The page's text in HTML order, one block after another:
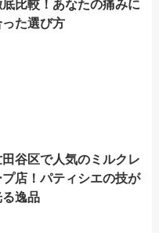
比較！あなたの痛みに
った選び方
谷区で人気のミルクレ
プ店！パティシエの技が
る逸品